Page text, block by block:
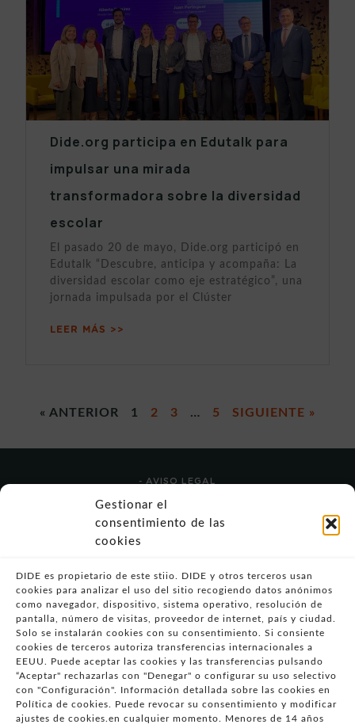
Gestionar el
consentimiento de las
cookies
DIDE es propietario de este stiio. DIDE y otros terceros usan
cookies para analizar el uso del sitio recogiendo datos anónimos
como navegador, dispositivo, sistema operativo, resolución de
pantalla, número de visitas, proveedor de internet, país y ciudad.
Solo se instalarán cookies con su consentimiento. Si consiente
cookies de terceros autoriza transferencias internacionales a
EEUU. Puede aceptar las cookies y las transferencias pulsando
“Aceptar" rechazarlas con "Denegar" o configurar su uso selectivo
con "Configuración". Información detallada sobre las cookies en
Política de cookies. Puede revocar su consentimiento y modificar
ajustes de cookies.en cualquier momento. Menores de 14 años
Dide.org participa en Edutalk para
impulsar una mirada
transformadora sobre la diversidad
escolar
El pasado 20 de mayo, Dide.org participó en
Edutalk “Descubre, anticipa y acompaña: La
diversidad escolar como eje estratégico”, una
jornada impulsada por el Clúster
LEER MÁS >>
« ANTERIOR 1 2 3 … 5 SIGUIENTE »
- AVISO LEGAL
- POLÍTICA DE USO
- POLÍTICA DE PRIVACIDAD
- POLÍTICA DE COOKIES (UE)
VULNERABILIDADES
- CONDICIONES PARTICULARES DE COMPRA
- GUÍA DE COMPRA
- GUÍA DE PRIVACIDAD
- DESISTIMIENTO
- ATENCIÓN AL CLIENTE